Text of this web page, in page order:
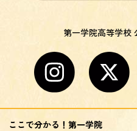
第一学院高等学校
ここで分かる！第一学院